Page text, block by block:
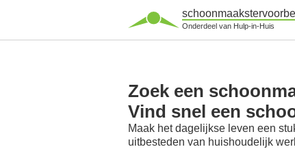
Onderdeel van Hulp-in-Huis
Zoek een
Vind snel een
Maak het dagelijkse leven een
uitbesteden van huishoudelijk